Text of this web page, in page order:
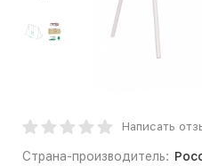
Написать
Страна-производитель: